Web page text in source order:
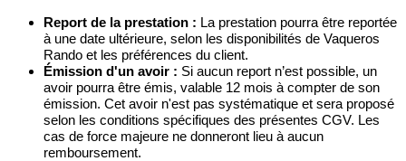
Report de la prestation : La prestation pourra être reportée
à une date ultérieure, selon les disponibilités de Vaqueros
Rando et les préférences du client.
Émission d'un avoir : Si aucun report n’est possible, un
avoir pourra être émis, valable 12 mois à compter de son
émission. Cet avoir n'est pas systématique et sera proposé
selon les conditions spécifiques des présentes CGV. Les
cas de force majeure ne donneront lieu à aucun
remboursement.